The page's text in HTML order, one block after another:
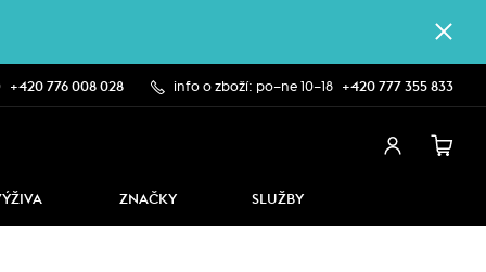
+420 776 008 028 info o zboží: po–ne 10–18 +420 777 355 833
ZNAČKY SLUŽBY